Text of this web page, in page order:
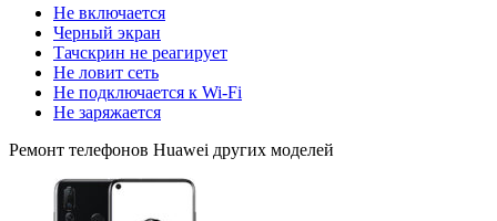
Не включается
Черный экран
Тачскрин не реагирует
Не ловит сеть
Не подключается к Wi-Fi
Не заряжается
Ремонт телефонов Huawei других моделей